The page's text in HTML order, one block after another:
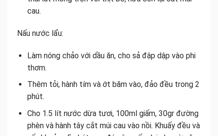
cau.
Nấu nước lẩu:
Làm nóng chảo với dầu ăn, cho sả đập dập vào phi
thơm.
Thêm tỏi, hành tím và ớt băm vào, đảo đều trong 2
phút.
Cho 1.5 lít nước dừa tươi, 100ml giấm, 30gr đường
phèn và hành tây cắt múi cau vào nồi. Khuấy đều và